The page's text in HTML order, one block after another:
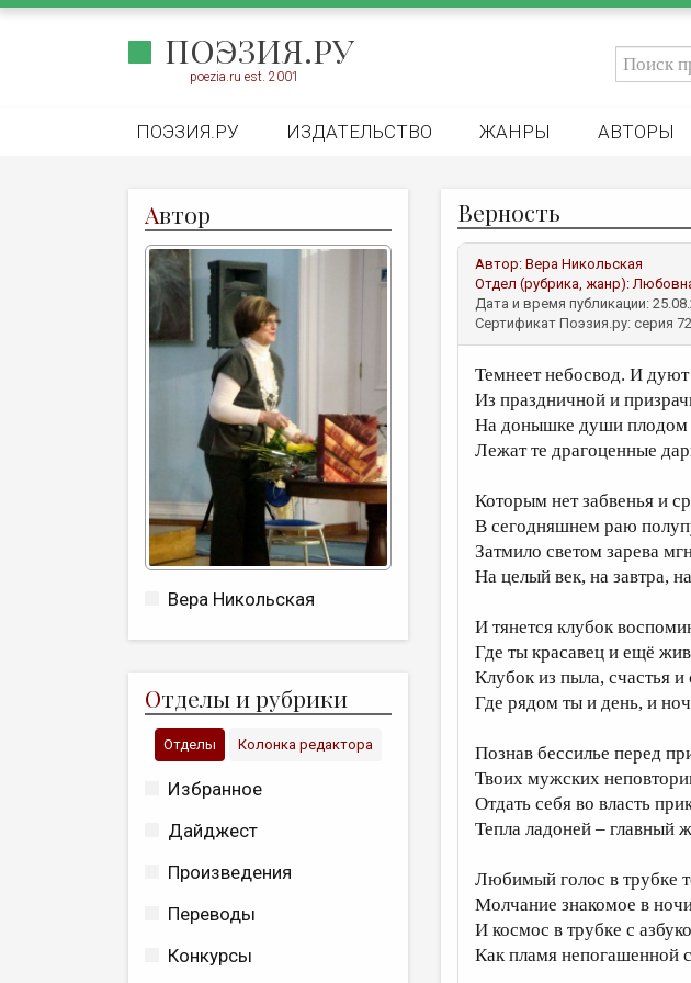
ПОЭЗИЯ.РУ
poezia.ru est. 2001
ПОЭЗИЯ.РУ ИЗДАТЕЛЬСТВО ЖАНРЫ АВТОРЫ
Автор
Вера Никольская
Отделы и рубрики
Отделы Колонка редактора
Избранное
Дайджест
Произведения
Переводы
Конкурсы
Верность
Автор: Вера Никольская
Отдел (рубрика, жанр):
Дата и время публикации:
Сертификат Поэзия.ру: серия
Темнеет небосвод. И
Из праздничной и
На донышке души плодом
Лежат те драгоценные
Которым нет забвенья и
В сегодняшнем раю
Затмило светом зарева
На целый век, на
И тянется клубок
Где ты красавец и ещё
Клубок из пыла, счастья и
Где рядом ты и день, и
Познав бессилье перед
Твоих мужских
Отдать себя во власть
Тепла ладоней – главный
Любимый голос в трубке
Молчание знакомое в
И космос в трубке с
Как пламя непогашенной